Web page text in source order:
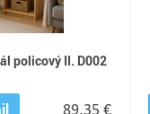
policový II. D002
89.35 €